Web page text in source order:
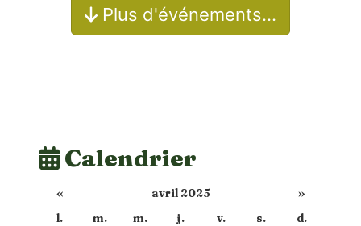
Plus d'événements…
Calendrier
« avril 2025
»
l.
m. m. j. v. s.
d.